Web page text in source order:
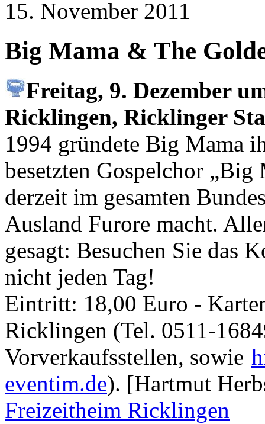
15. November 2011
Big Mama & The
Freitag, 9. Dezember
Ricklingen, Ricklinger
1994 gründete Big Mama
besetzten Gospelchor
derzeit im gesamten
Ausland Furore macht.
gesagt: Besuchen Sie das
nicht jeden Tag!
Eintritt: 18,00 Euro -
Ricklingen (Tel. 0511-
Vorverkaufsstellen, sowie
eventim.de). [Hartmut
Freizeitheim Ricklingen